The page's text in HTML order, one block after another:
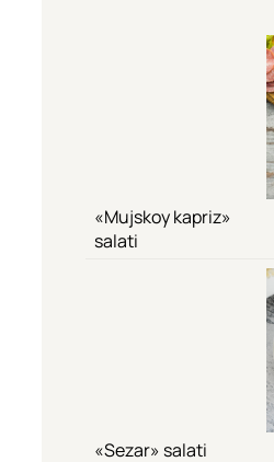
«Mujskoy kapriz»
salati
«Sezar» salati